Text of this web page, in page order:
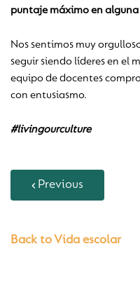
puntaje máximo en alguna
Nos sentimos muy
seguir siendo líderes en el
equipo de docentes
con entusiasmo.
#livingourculture
Previous
Back to Vida escolar